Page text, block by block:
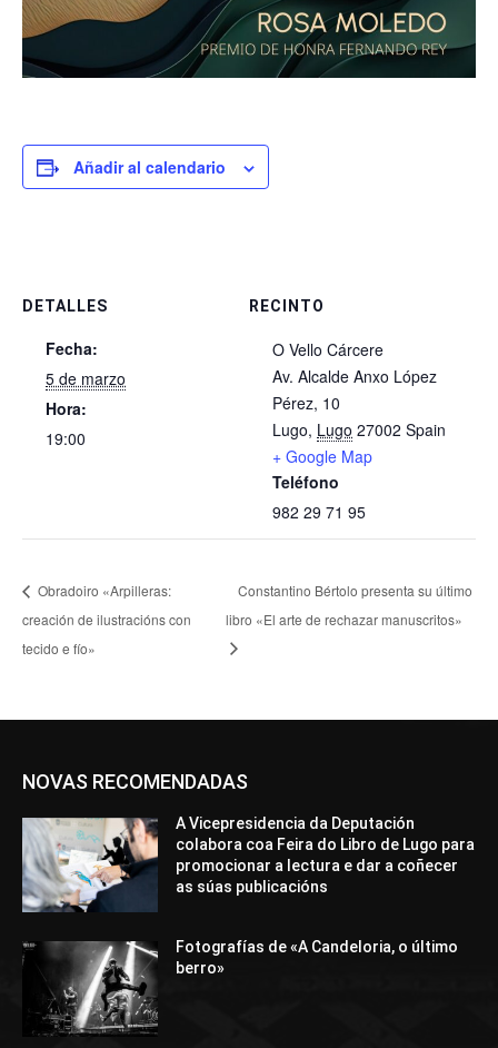
Añadir al calendario
DETALLES
Fecha:
5 de marzo
Hora:
19:00
RECINTO
O Vello Cárcere
Av. Alcalde Anxo López
Pérez, 10
Lugo, Lugo 27002 Spain
+ Google Map
Teléfono
982 29 71 95
Obradoiro «Arpilleras:
creación de ilustracións con
tecido e fío»
Constantino Bértolo presenta su último
libro «El arte de rechazar manuscritos»
NOVAS RECOMENDADAS
A Vicepresidencia da Deputación
colabora coa Feira do Libro de Lugo para
promocionar a lectura e dar a coñecer
as súas publicacións
Fotografías de «A Candeloria, o último
berro»